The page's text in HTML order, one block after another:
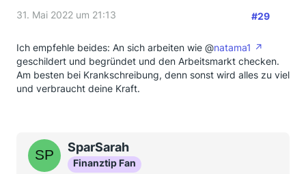
31. Mai 2022 um 21:13 #29
Ich empfehle beides: An sich arbeiten wie @natama1
geschildert und begründet und den Arbeitsmarkt checken.
Am besten bei Krankschreibung, denn sonst wird alles zu viel
und verbraucht deine Kraft.
SparSarah
Finanztip Fan